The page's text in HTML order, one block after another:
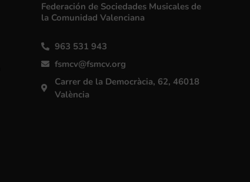
Federación de Sociedades Musicales de
la Comunidad Valenciana
963 531 943
fsmcv@fsmcv.org
Carrer de la Democràcia, 62, 46018
València